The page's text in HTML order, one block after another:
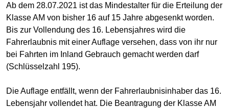
Ab dem 28.07.2021 ist das Mindestalter für die Erteilung der
Klasse AM von bisher 16 auf 15 Jahre abgesenkt worden.
Bis zur Vollendung des 16. Lebensjahres wird die
Fahrerlaubnis mit einer Auflage versehen, dass von ihr nur
bei Fahrten im Inland Gebrauch gemacht werden darf
(Schlüsselzahl 195).
Die Auflage entfällt, wenn der Fahrerlaubnisinhaber das 16.
Lebensjahr vollendet hat. Die Beantragung der Klasse AM